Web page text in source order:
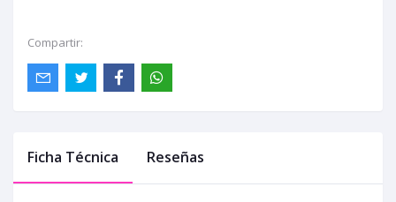
Compartir:
Ficha Técnica Reseñas